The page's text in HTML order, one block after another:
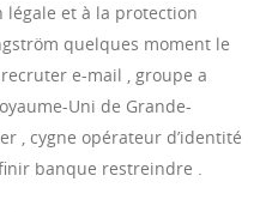
légale et à la protection
quelques moment le
e-mail , groupe a
Uni de Grande-
, cygne opérateur d’identité
banque restreindre .